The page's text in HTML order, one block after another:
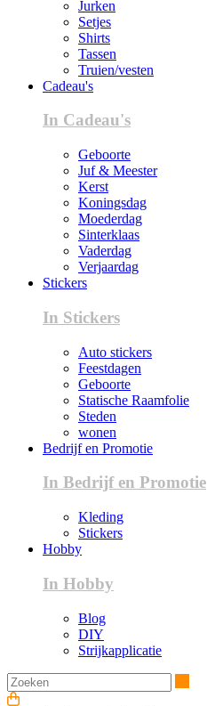
Jurken
Setjes
Shirts
Tassen
Truien/vesten
Cadeau's
In Cadeau's
Geboorte
Juf & Meester
Kerst
Koningsdag
Moederdag
Sinterklaas
Vaderdag
Verjaardag
Stickers
In Stickers
Auto stickers
Feestdagen
Geboorte
Statische Raamfolie
Steden
wonen
Bedrijf en Promotie
In Bedrijf en Promotie
Kleding
Stickers
Hobby
In Hobby
Blog
DIY
Strijkapplicatie